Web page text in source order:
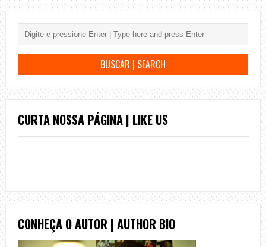
CURTA NOSSA PÁGINA | LIKE US
CONHEÇA O AUTOR | AUTHOR BIO